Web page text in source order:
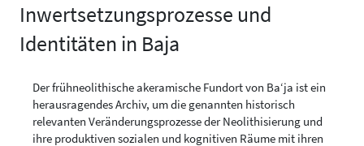
Inwertsetzungsprozesse und
Identitäten in Baja
Der frühneolithische akeramische Fundort von Ba‘ja ist ein
herausragendes Archiv, um die genannten historisch
relevanten Veränderungsprozesse der Neolithisierung und
ihre produktiven sozialen und kognitiven Räume mit ihren